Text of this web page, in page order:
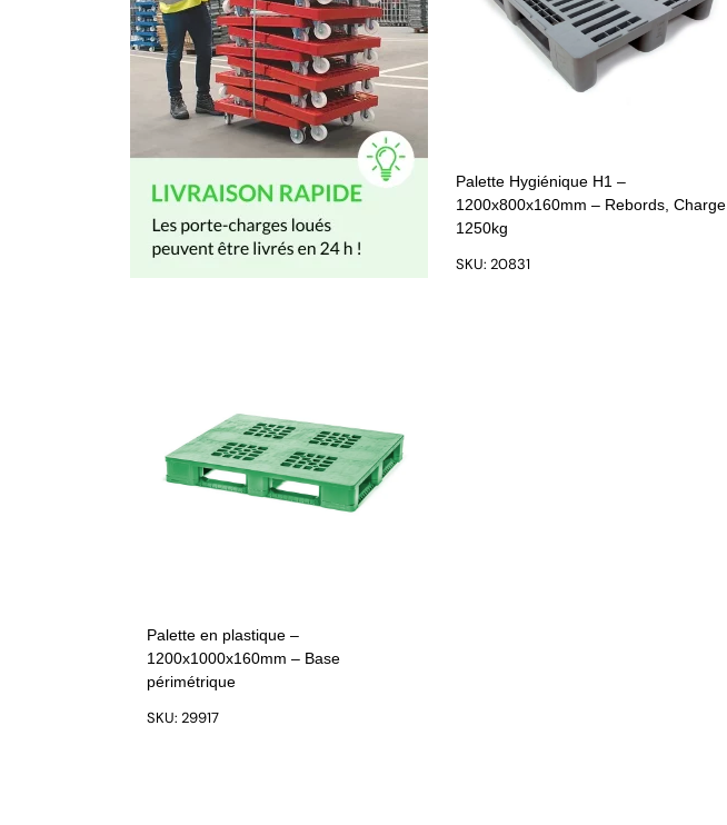
Palette Hygiénique H1 –
1200x800x160mm – Rebords, Charge
1250kg
SKU: 20831
Palette en plastique –
1200x1000x160mm – Base
périmétrique
SKU: 29917